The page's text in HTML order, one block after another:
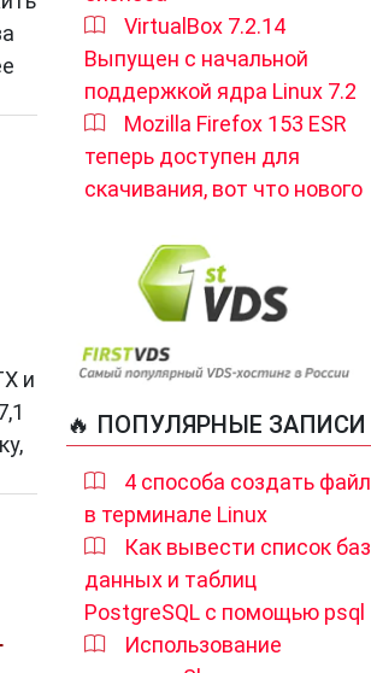
и
VirtualBox 7.2.14
Выпущен с начальной
поддержкой ядра Linux 7.2
Mozilla Firefox 153 ESR
теперь доступен для
скачивания, вот что нового
🔥 ПОПУЛЯРНЫЕ ЗАПИСИ
4 способа создать файл
в терминале Linux
Как вывести список баз
данных и таблиц
PostgreSQL с помощью psql
Использование